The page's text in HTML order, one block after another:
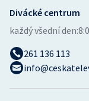
Divácké centrum
každý všední den:
261 136 113